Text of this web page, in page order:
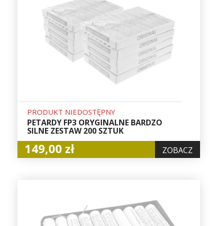
PRODUKT NIEDOSTĘPNY
PETARDY FP3 ORYGINALNE BARDZO
SILNE ZESTAW 200 SZTUK
149,00 zł ZOBACZ